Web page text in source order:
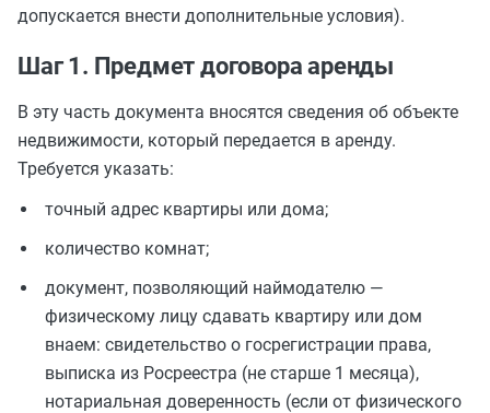
допускается внести дополнительные условия).
Шаг 1. Предмет договора аренды
В эту часть документа вносятся сведения об объекте
недвижимости, который передается в аренду.
Требуется указать:
точный адрес квартиры или дома;
количество комнат;
документ, позволяющий наймодателю —
физическому лицу сдавать квартиру или дом
внаем: свидетельство о госрегистрации права,
выписка из Росреестра (не старше 1 месяца),
нотариальная доверенность (если от физического